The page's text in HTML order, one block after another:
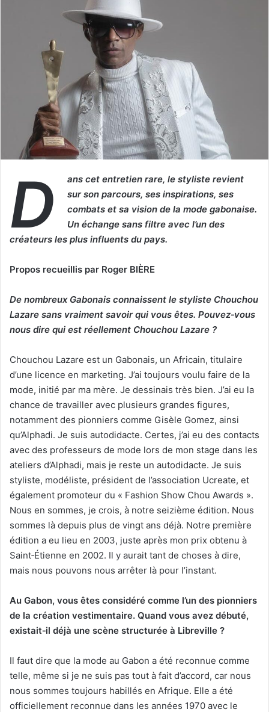
D
ans cet entretien rare, le styliste revient
sur son parcours, ses inspirations, ses
combats et sa vision de la mode gabonaise.
Un échange sans filtre avec l’un des
créateurs les plus influents du pays.
Propos recueillis par Roger BIÈRE
De nombreux Gabonais connaissent le styliste Chouchou
Lazare sans vraiment savoir qui vous êtes. Pouvez‑vous
nous dire qui est réellement Chouchou Lazare ?
Chouchou Lazare est un Gabonais, un Africain, titulaire
d’une licence en marketing. J’ai toujours voulu faire de la
mode, initié par ma mère. Je dessinais très bien. J’ai eu la
chance de travailler avec plusieurs grandes figures,
notamment des pionniers comme Gisèle Gomez, ainsi
qu’Alphadi. Je suis autodidacte. Certes, j’ai eu des contacts
avec des professeurs de mode lors de mon stage dans les
ateliers d’Alphadi, mais je reste un autodidacte. Je suis
styliste, modéliste, président de l’association Ucreate, et
également promoteur du « Fashion Show Chou Awards ».
Nous en sommes, je crois, à notre seizième édition. Nous
sommes là depuis plus de vingt ans déjà. Notre première
édition a eu lieu en 2003, juste après mon prix obtenu à
Saint‑Étienne en 2002. Il y aurait tant de choses à dire,
mais nous pouvons nous arrêter là pour l’instant.
Au Gabon, vous êtes considéré comme l’un des pionniers
de la création vestimentaire. Quand vous avez débuté,
existait‑il déjà une scène structurée à Libreville ?
Il faut dire que la mode au Gabon a été reconnue comme
telle, même si je ne suis pas tout à fait d’accord, car nous
nous sommes toujours habillés en Afrique. Elle a été
officiellement reconnue dans les années 1970 avec le